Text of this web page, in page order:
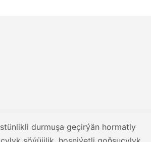
durmuşa geçirýän hormatly